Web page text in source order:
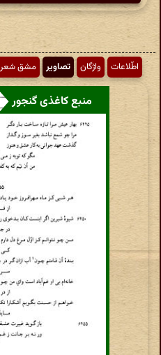
اطّلاعات واژگان تصاویر مشق شعر
منبع کاغذی گنجور